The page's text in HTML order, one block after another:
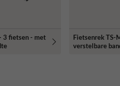
3 fietsen - met
Fietsenrek TS-
verstelbare